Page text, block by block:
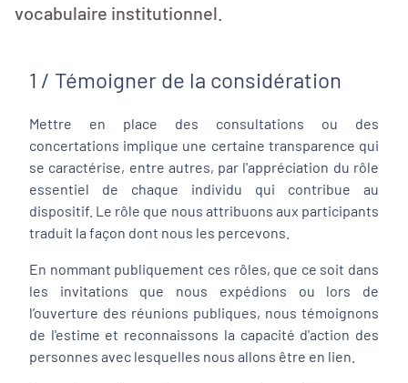
vocabulaire institutionnel.
1 / Témoigner de la considération
Mettre en place des consultations ou des
concertations implique une certaine transparence qui
se caractérise, entre autres, par l'appréciation du rôle
essentiel de chaque individu qui contribue au
dispositif. Le rôle que nous attribuons aux participants
traduit la façon dont nous les percevons.
En nommant publiquement ces rôles, que ce soit dans
les invitations que nous expédions ou lors de
l’ouverture des réunions publiques, nous témoignons
de l'estime et reconnaissons la capacité d'action des
personnes avec lesquelles nous allons être en lien.